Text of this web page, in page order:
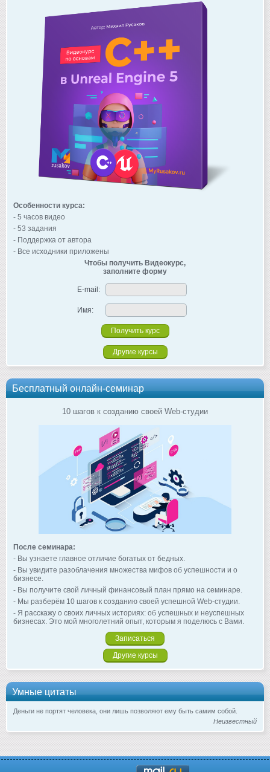
Особенности курса:
- 5 часов видео
- 53 задания
- Поддержка от автора
- Все исходники приложены
Чтобы получить Видеокурс,
заполните форму
E-mail:
Имя:
Другие курсы
Бесплатный онлайн-семинар
10 шагов к созданию своей Web-студии
После семинара:
- Вы узнаете главное отличие богатых от бедных.
- Вы увидите разоблачения множества мифов об успешности и о
бизнесе.
- Вы получите свой личный финансовый план прямо на семинаре.
- Мы разберём 10 шагов к созданию своей успешной Web-студии.
- Я расскажу о своих личных историях: об успешных и неуспешных
бизнесах. Это мой многолетний опыт, которым я поделюсь с Вами.
Записаться
Другие курсы
Умные цитаты
Деньги не портят человека, они лишь позволяют ему быть самим собой.
Неизвестный